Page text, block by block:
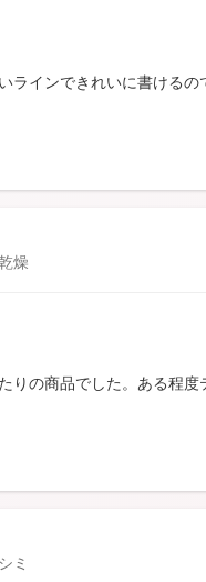
インできれいに書ける
燥
の商品でした。ある程
ミ